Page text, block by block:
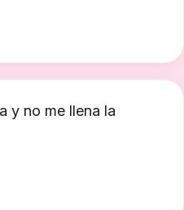
y no me llena la